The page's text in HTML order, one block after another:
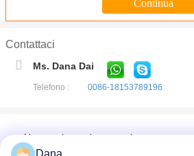
Contattaci
Ms. Dana Dai
Telefono : 0086-18153789196
Prestazione termica eccezionale del
Pad termico ultrasoft per l'hardware
Gel termoconduttivo a due
Nuovo silicone basso sviluppato
Dana